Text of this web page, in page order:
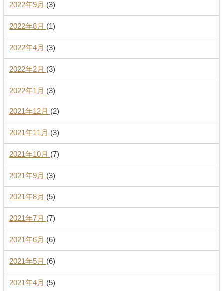
2022年9月 (3)
2022年8月 (1)
2022年4月 (3)
2022年2月 (3)
2022年1月 (3)
2021年12月 (2)
2021年11月 (3)
2021年10月 (7)
2021年9月 (3)
2021年8月 (5)
2021年7月 (7)
2021年6月 (6)
2021年5月 (6)
2021年4月 (5)